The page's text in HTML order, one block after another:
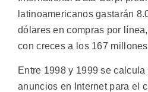
latinoamericanos gastarán
dólares en compras por
con creces a los 167
Entre 1998 y 1999 se
anuncios en Internet para el